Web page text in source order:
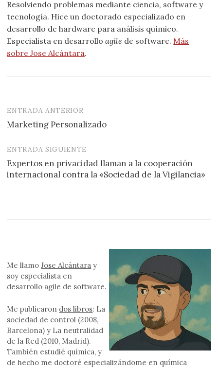
Resolviendo problemas mediante ciencia, software y
tecnología. Hice un doctorado especializado en
desarrollo de hardware para análisis químico.
Especialista en desarrolloagile de software. Más
sobre Jose Alcántara.
Navegación
de
entradas
ENTRADA ANTERIOR
Marketing Personalizado
ENTRADA SIGUIENTE
Expertos en privacidad llaman a la cooperación
internacional contra la «Sociedad de la Vigilancia»
Me llamoJose Alcántara y
soy especialista en
desarrollo agile de software.
Me publicaron dos libros: La
sociedad de control (2008,
Barcelona) y La neutralidad
de la Red (2010, Madrid).
También estudié química, y
de hecho me doctoré especializándome en química